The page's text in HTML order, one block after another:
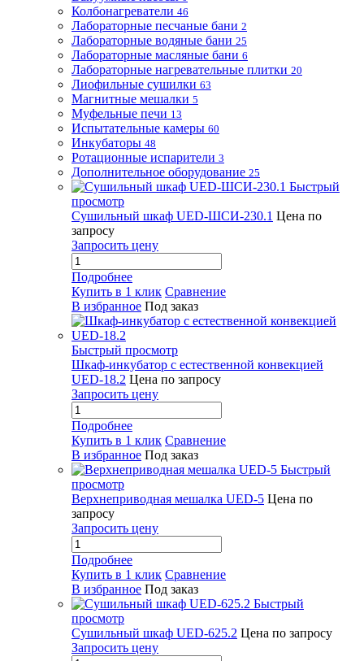
Колбонагреватели 46
Лабораторные песчаные бани 2
Лабораторные водяные бани 25
Лабораторные масляные бани 6
Лабораторные нагревательные плитки 20
Лиофильные сушилки 63
Магнитные мешалки 5
Муфельные печи 13
Испытательные камеры 60
Инкубаторы 48
Ротационные испарители 3
Дополнительное оборудование 25
Быстрый
просмотр
Сушильный шкаф UED-ШСИ-230.1 Цена по
запросу
Запросить цену
Подробнее
Купить в 1 клик Сравнение
В избранное Под заказ
Быстрый просмотр
Шкаф-инкубатор с естественной конвекцией
UED-18.2 Цена по запросу
Запросить цену
Подробнее
Купить в 1 клик Сравнение
В избранное Под заказ
Быстрый
просмотр
Верхнеприводная мешалка UED-5 Цена по
запросу
Запросить цену
Подробнее
Купить в 1 клик Сравнение
В избранное Под заказ
Быстрый
просмотр
Сушильный шкаф UED-625.2 Цена по запросу
Запросить цену